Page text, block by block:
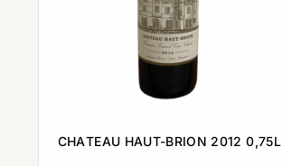
CHATEAU HAUT-BRION 2012 0,75L